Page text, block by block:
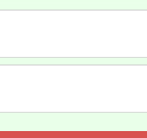
教案入校路
育專業人